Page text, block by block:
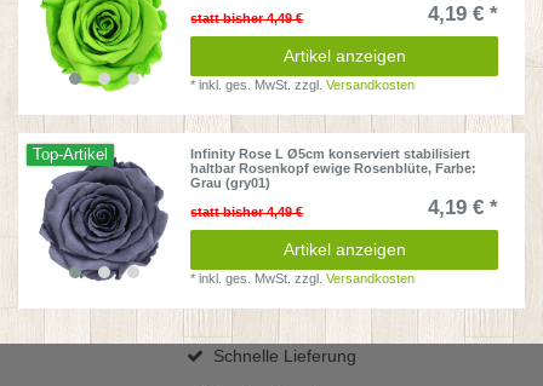
statt bisher 4,49 €
4,19 € *
Artikel anzeigen
*inkl. ges. MwSt. zzgl.Versandkosten
Top-Artikel
Infinity Rose L Ø5cm konserviert stabilisiert
haltbar Rosenkopf ewige Rosenblüte, Farbe:
Grau (gry01)
statt bisher 4,49 €
4,19 € *
Artikel anzeigen
*inkl. ges. MwSt. zzgl.Versandkosten
Schnelle Lieferung